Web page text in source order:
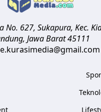
No. 627, Sukapura, Kec.
, Jawa Barat45111